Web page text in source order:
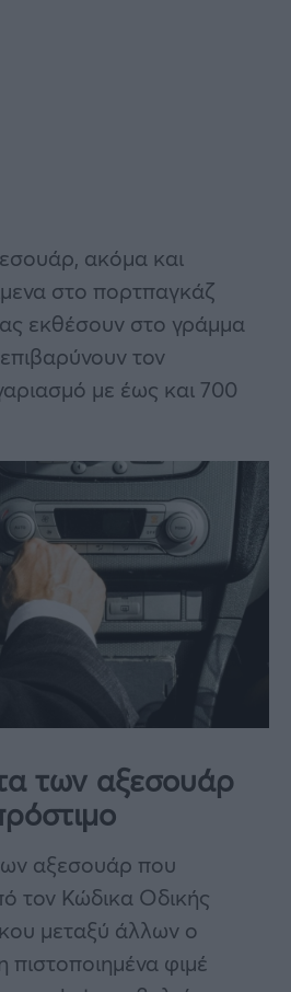
ακόμα και
στο πορτπαγκάζ
εκθέσουν στο γράμμα
τον
με έως και 700
των αξεσουάρ
αξεσουάρ που
τον Κώδικα Οδικής
μεταξύ άλλων ο
φιμέ